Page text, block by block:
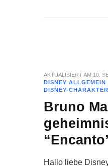
AKTUALISIERT AM 10.
DISNEY ALLGEMEIN
DISNEY-
Bruno
Hallo liebe